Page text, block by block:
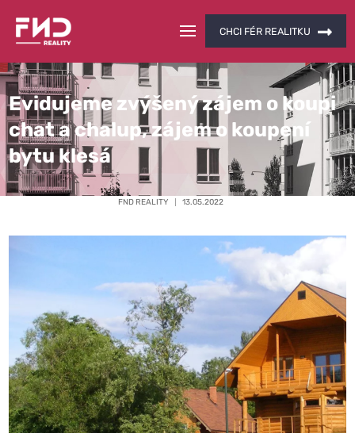
CHCI FÉR REALITKU
Evidujeme zvýšený zájem o koupi
chat a chalup, zájem o koupení
bytu klesá
FND REALITY 13.05.2022